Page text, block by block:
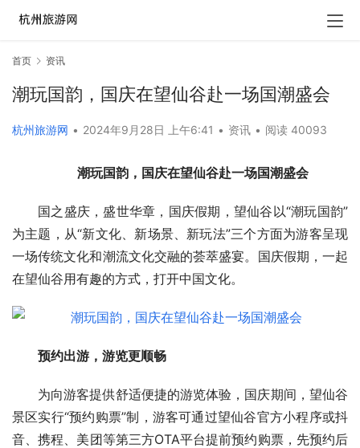
首页 资讯
潮玩国韵，国庆在望仙谷赴一场国潮盛会
杭州旅游网 • 2024年9月28日 上午6:41 • 资讯 • 阅读 40093
潮玩国韵，国庆在望仙谷赴一场国潮盛会
国之盛庆，盛世华章，国庆假期，望仙谷以“潮玩国韵”
为主题，从“新文化、新场景、新玩法”三个方面为游客呈现
一场传统文化和潮流文化交融的荟萃盛宴。国庆假期，一起
在望仙谷用有趣的方式，打开中国文化。
预约出游，游览更顺畅
为向游客提供舒适便捷的游览体验，国庆期间，望仙谷
景区实行“预约购票”制，游客可通过望仙谷官方小程序或抖
音、携程、美团等第三方OTA平台提前预约购票，先预约后